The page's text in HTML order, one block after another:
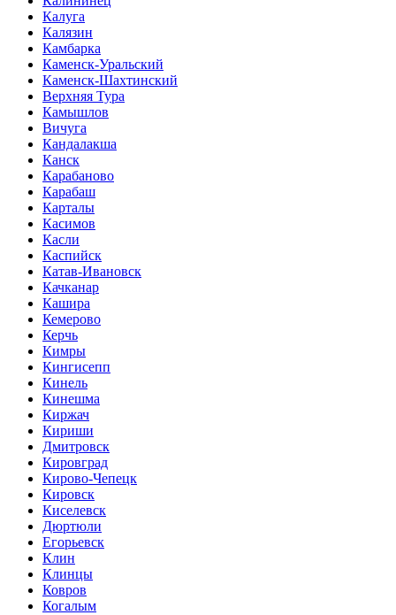
Калуга
Калязин
Камбарка
Каменск-Уральский
Каменск-Шахтинский
Верхняя Тура
Камышлов
Вичуга
Кандалакша
Канск
Карабаново
Карабаш
Карталы
Касимов
Касли
Каспийск
Катав-Ивановск
Качканар
Кашира
Кемерово
Керчь
Кимры
Кингисепп
Кинель
Кинешма
Киржач
Кириши
Дмитровск
Кировград
Кирово-Чепецк
Кировск
Киселевск
Дюртюли
Егорьевск
Клин
Клинцы
Ковров
Когалым